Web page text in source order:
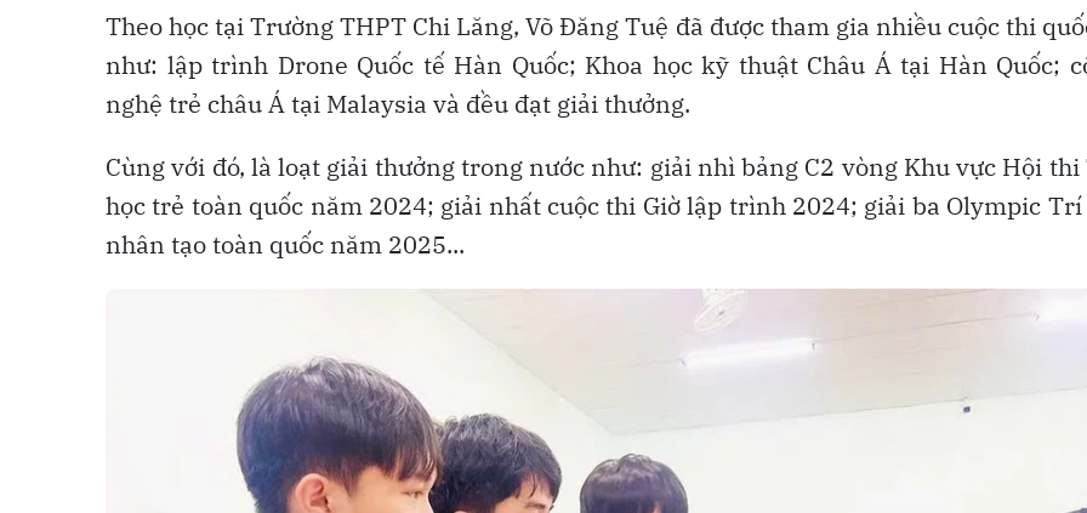
Theo học tại Trường THPT Chi Lăng, Võ Đăng Tuệ đã được tham gia nhiều cuộc thi
như: lập trình Drone Quốc tế Hàn Quốc; Khoa học kỹ thuật Châu Á tại Hàn Quốc;
nghệ trẻ châu Á tại Malaysia và đều đạt giải thưởng.
Cùng với đó, là loạt giải thưởng trong nước như: giải nhì bảng C2 vòng Khu vực Hội thi
học trẻ toàn quốc năm 2024; giải nhất cuộc thi Giờ lập trình 2024; giải ba Olympic Trí
nhân tạo toàn quốc năm 2025...